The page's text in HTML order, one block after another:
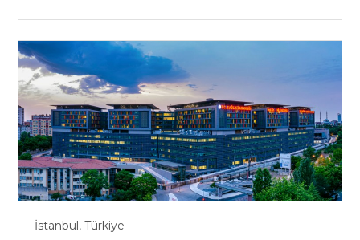
İstanbul, Türkiye